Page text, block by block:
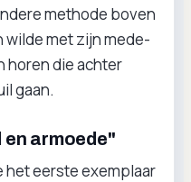
methode boven
wilde met zijn mede-
horen die achter
gaan.
armoede"
het eerste exemplaar